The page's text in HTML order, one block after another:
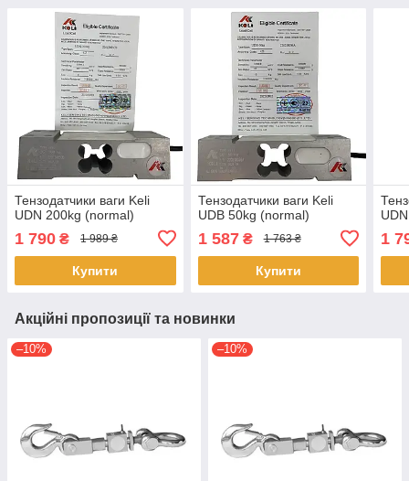
Тензодатчики ваги Keli
UDN 200kg (normal)
1 790 ₴ 1 989 ₴
Купити
Тензодатчики ваги Keli
UDB 50kg (normal)
1 587₴ 1 763 ₴
Купити
1
Акційні пропозиції та новинки
–10% –10%